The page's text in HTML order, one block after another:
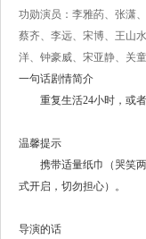
功勋演员：李雅菂、张潇
蔡齐、李远、宋博、王山
洋、钟豪威、宋亚静、关童
一句话剧情简介
重复生活24小时，或者
温馨提示
携带适量纸巾（哭笑两
式开启，切勿担心）。
导演的话